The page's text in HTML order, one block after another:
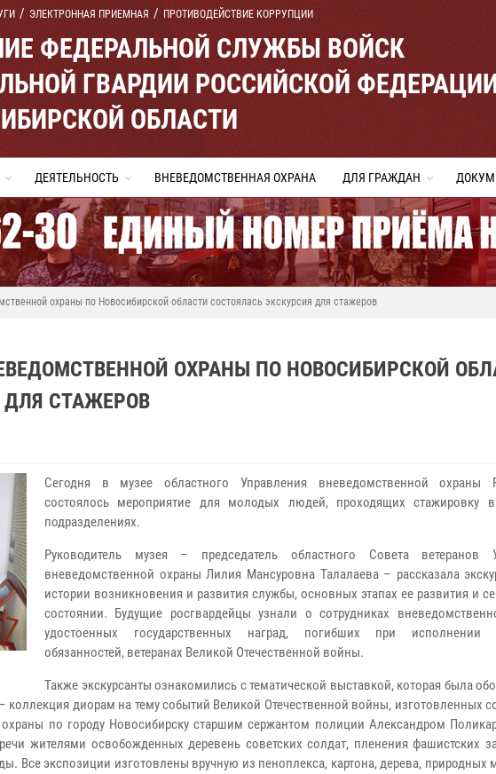
ЭЛЕКТРОННАЯ ПРИЕМНАЯ ПРОТИВОДЕЙСТВИЕ КОРРУПЦИИ
ФЕДЕРАЛЬНОЙ СЛУЖБЫ ВОЙСК
ГВАРДИИ РОССИЙСКОЙ
ОБЛАСТИ
ДЕЯТЕЛЬНОСТЬ ВНЕВЕДОМСТВЕННАЯ ОХРАНА ДЛЯ ГРАЖДАН
охраны по Новосибирской области состоялась экскурсия для стажеров
ОХРАНЫ ПО НОВОСИБИРСКОЙ
ДЛЯ СТАЖЕРОВ
Сегодня в музее областного Управления вневедомственной охраны
состоялось мероприятие для молодых людей, проходящих стажировку
подразделениях.
Руководитель музея – председатель областного Совета ветеранов
вневедомственной охраны Лилия Мансуровна Талалаева – рассказала
истории возникновения и развития службы, основных этапах ее развития и
состоянии. Будущие росгвардейцы узнали о сотрудниках
удостоенных государственных наград, погибших при исполнении
обязанностей, ветеранах Великой Отечественной войны.
Также экскурсанты ознакомились с тематической выставкой, которая была
диорам на тему событий Великой Отечественной войны, изготовленных
охраны по городу Новосибирску старшим сержантом полиции Александром
жителями освобожденных деревень советских солдат, пленения фашистских
Все экспозиции изготовлены вручную из пеноплекса, картона, дерева, природных